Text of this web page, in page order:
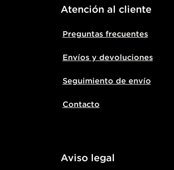
Atención al cliente
Preguntas frecuentes
Envíos y devoluciones
Seguimiento de envío
Contacto
Aviso legal